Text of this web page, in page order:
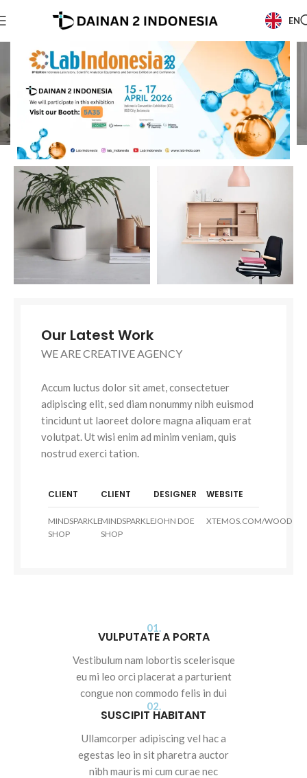
EN
Et vestibulum quis a
suspendisse
Beranda/Et vestibulum quis a suspendisse/
Et vestibulum quis a suspendisse
Our Latest Work
WE ARE CREATIVE AGENCY
Accum luctus dolor sit amet, consectetuer
adipiscing elit, sed diam nonummy nibh euismod
tincidunt ut laoreet dolore magna aliquam erat
volutpat. Ut wisi enim ad minim veniam, quis
nostrud exerci tation.
CLIENT
MINDSPARKLE
SHOP
CLIENT
MINDSPARKLE
SHOP
DESIGNER
JOHN DOE
WEBSITE
XTEMOS.COM/WOOD
01.
VULPUTATE A PORTA
Vestibulum nam lobortis scelerisque
eu mi leo orci placerat a parturient
congue non commodo felis in dui
02.
SUSCIPIT HABITANT
Ullamcorper adipiscing vel hac a
egestas leo in sit pharetra auctor
nibh mauris mi cum curae nec